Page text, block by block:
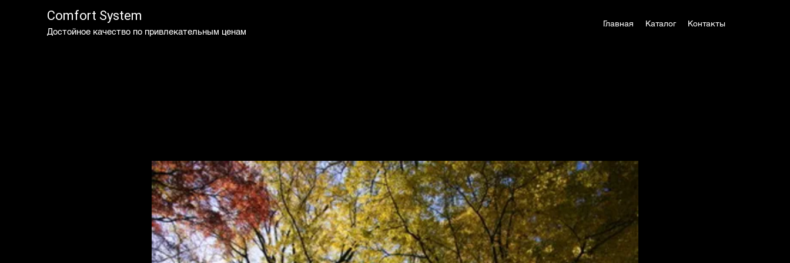
Comfort System
Достойное качество по привлекательным ценам
Главная Каталог Контакты